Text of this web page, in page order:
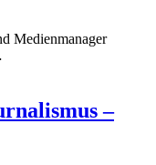
Medienmanager
–